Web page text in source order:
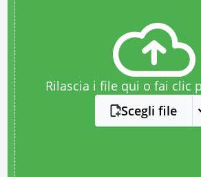
Rilascia i file qui o fai clic
Scegli file